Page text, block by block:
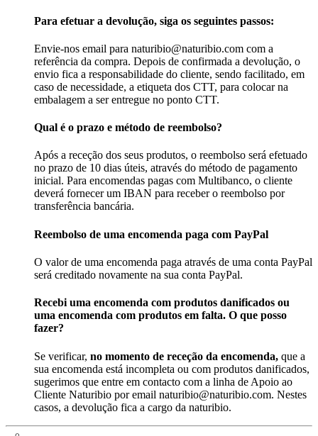
Para efetuar a devolução, siga os seguintes passos:
Envie-nos email para naturibio@naturibio.com com a
referência da compra. Depois de confirmada a devolução, o
envio fica a responsabilidade do cliente, sendo facilitado, em
caso de necessidade, a etiqueta dos CTT, para colocar na
embalagem a ser entregue no ponto CTT.
Qual é o prazo e método de reembolso?
Após a receção dos seus produtos, o reembolso será efetuado
no prazo de 10 dias úteis, através do método de pagamento
inicial. Para encomendas pagas com Multibanco, o cliente
deverá fornecer um IBAN para receber o reembolso por
transferência bancária.
Reembolso de uma encomenda paga com PayPal
O valor de uma encomenda paga através de uma conta PayPal
será creditado novamente na sua conta PayPal.
Recebi uma encomenda com produtos danificados ou
uma encomenda com produtos em falta. O que posso
fazer?
Se verificar, no momento de receção da encomenda, que a
sua encomenda está incompleta ou com produtos danificados,
sugerimos que entre em contacto com a linha de Apoio ao
Cliente Naturibio por email naturibio@naturibio.com. Nestes
casos, a devolução fica a cargo da naturibio.